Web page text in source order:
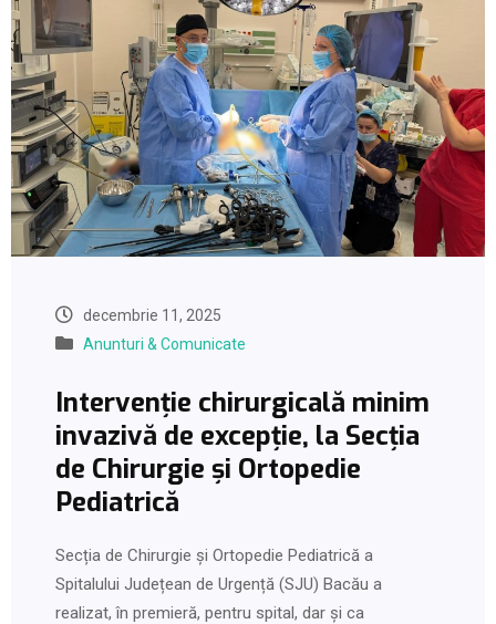
decembrie 11, 2025
Anunturi & Comunicate
Intervenție chirurgicală minim
invazivă de excepție, la Secția
de Chirurgie și Ortopedie
Pediatrică
Secția de Chirurgie și Ortopedie Pediatrică a
Spitalului Județean de Urgență (SJU) Bacău a
realizat, în premieră, pentru spital, dar și ca